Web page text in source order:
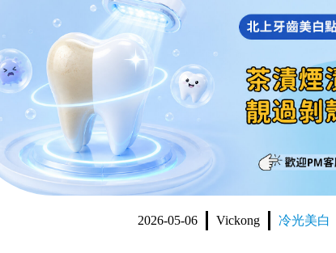
2026-05-06 Vickong 冷光美白